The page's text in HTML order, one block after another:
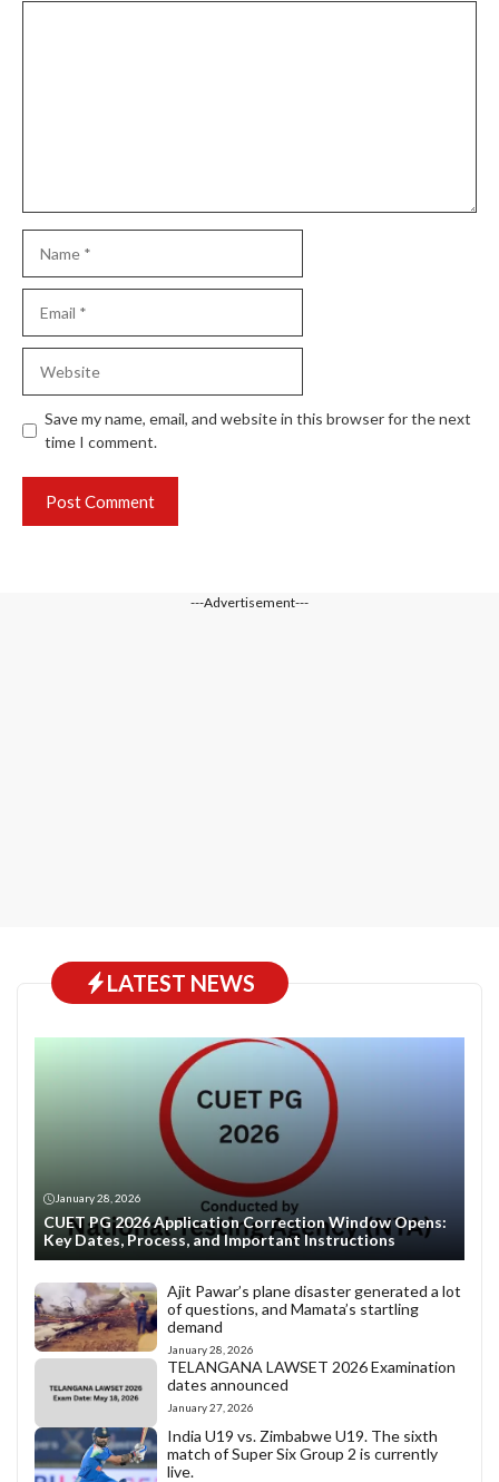
Save my name, email, and website in this browser for the next
time I comment.
---Advertisement---
LATEST NEWS
January 28, 2026
CUET PG 2026 Application Correction Window Opens:
Key Dates, Process, and Important Instructions
Ajit Pawar’s plane disaster generated a lot
of questions, and Mamata’s startling
demand
January 28, 2026
TELANGANA LAWSET 2026 Examination
dates announced
January 27, 2026
India U19 vs. Zimbabwe U19. The sixth
match of Super Six Group 2 is currently
live.